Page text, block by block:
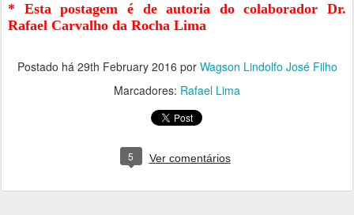
* Esta postagem é de autoria do colaborador Dr.
Rafael Carvalho da Rocha Lima
Postado há 29th February 2016 por Wagson Lindolfo José Filho
Marcadores: Rafael Lima
5 Ver comentários